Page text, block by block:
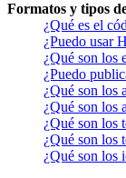
Formatos y tipos
¿Qué es el
¿Puedo usar
¿Qué son los
¿Puedo
¿Qué son los
¿Qué son los
¿Qué son los
¿Qué son los
¿Qué son los